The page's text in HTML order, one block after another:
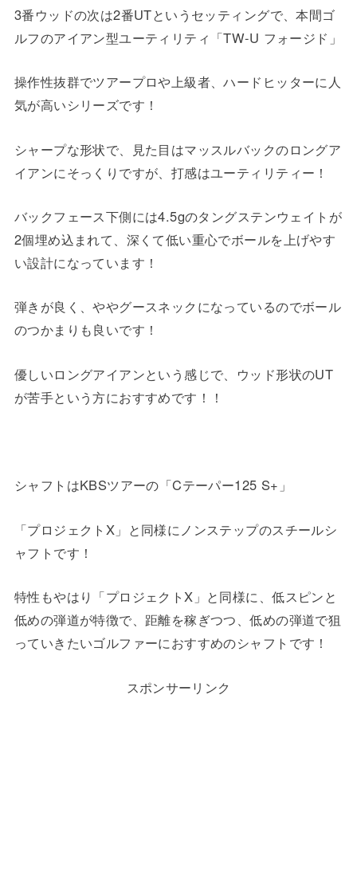
3番ウッドの次は2番UTというセッティングで、本間ゴ
ルフのアイアン型ユーティリティ「TW-U フォージド」
操作性抜群でツアープロや上級者、ハードヒッターに人
気が高いシリーズです！
シャープな形状で、見た目はマッスルバックのロングア
イアンにそっくりですが、打感はユーティリティー！
バックフェース下側には4.5gのタングステンウェイトが
2個埋め込まれて、深くて低い重心でボールを上げやす
い設計になっています！
弾きが良く、ややグースネックになっているのでボール
のつかまりも良いです！
優しいロングアイアンという感じで、ウッド形状のUT
が苦手という方におすすめです！！
シャフトはKBSツアーの「Cテーパー125 S+」
「プロジェクトX」と同様にノンステップのスチールシ
ャフトです！
特性もやはり「プロジェクトX」と同様に、低スピンと
低めの弾道が特徴で、距離を稼ぎつつ、低めの弾道で狙
っていきたいゴルファーにおすすめのシャフトです！
スポンサーリンク